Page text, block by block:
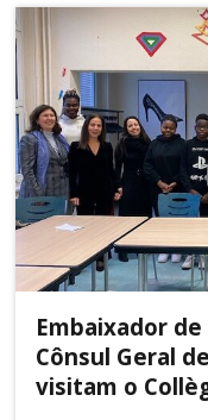
Embaixador
Cônsul Geral
visitam o